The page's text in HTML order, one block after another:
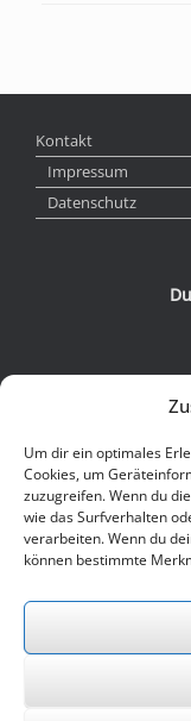
Um dir ein optimales
Cookies, um
zuzugreifen. Wenn du
wie das Surfverhalten
verarbeiten. Wenn du
können bestimmte
Kontakt
Impressum
Datenschutz
Kontakt
Junge Presse
Rückertstraße 10
30169 Hannover
© 2026